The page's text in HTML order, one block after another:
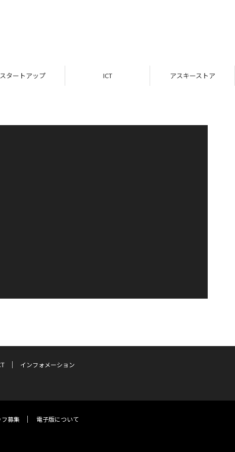
スタートアップ ICT アスキーストア
インフォメーション
フ募集 電子版について